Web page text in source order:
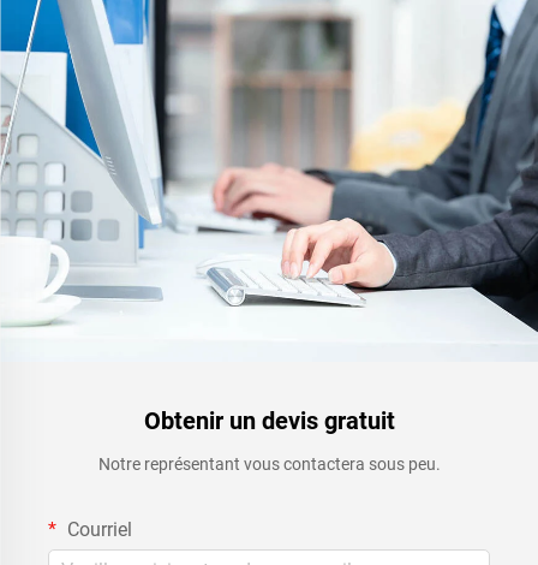
Obtenir un devis gratuit
Notre représentant vous contactera sous peu.
Courriel